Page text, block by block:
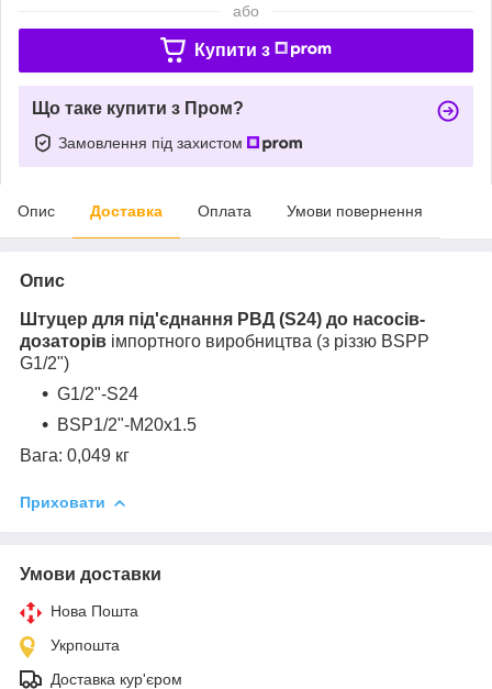
або
Купити з
Що таке купити з Пром?
Замовлення під захистом
Опис Доставка Оплата Умови повернення
Опис
Штуцер для під'єднання РВД (S24) до насосів-
дозаторів імпортного виробництва (з різзю BSPP
G1/2")
G1/2"-S24
BSP1/2"-М20х1.5
Вага: 0,049 кг
Приховати
Умови доставки
Нова Пошта
Укрпошта
Доставка кур'єром